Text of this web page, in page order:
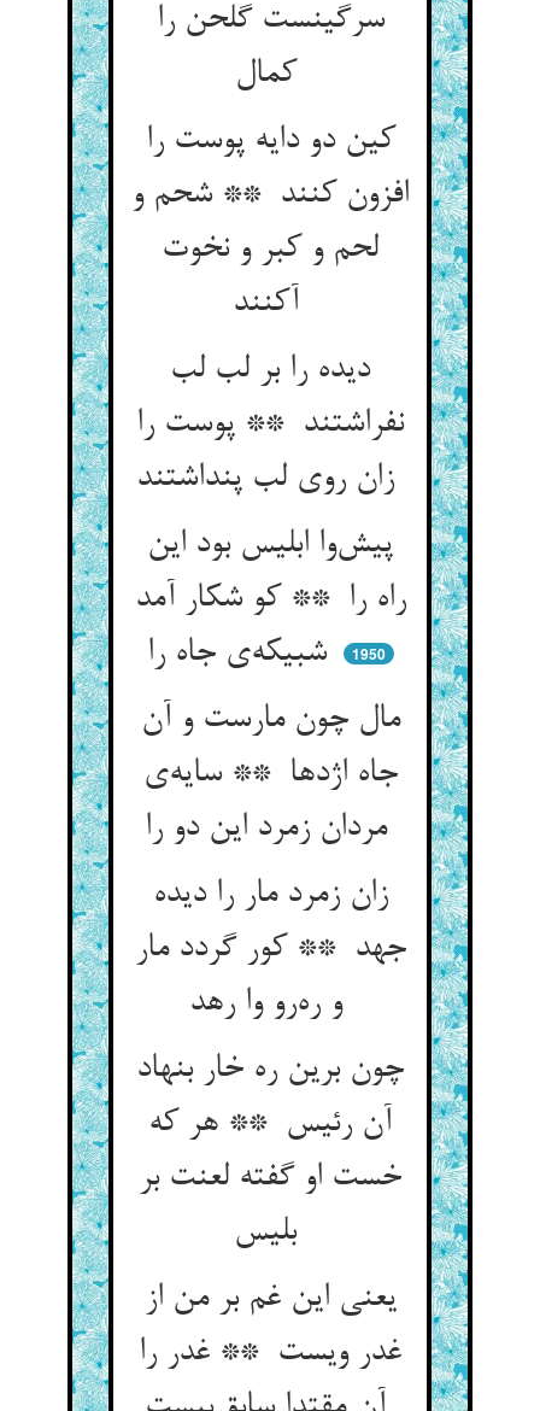
سرگینست گلحن را
کمال
کین دو دایه پوست را
افزون کنند ** شحم و
لحم و کبر و نخوت
دیده را بر لب لب
نفراشتند ** پوست را
پیش‌وا ابلیس بود این
راه را ** کو شکار آمد
شبیکه‌ی جاه را
1950
مال چون مارست و آن
جاه اژدها ** سایه‌ی
مردان زمرد این دو را
زان زمرد مار را دیده
جهد ** کور گردد مار
و ره‌رو وا رهد
چون برین ره خار بنهاد
آن رئیس ** هر که
خست او گفته لعنت بر
بلیس
یعنی این غم بر من از
غدر ویست ** غدر را